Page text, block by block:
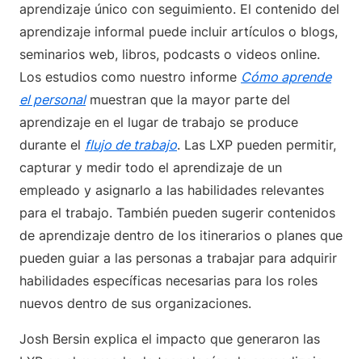
aprendizaje único con seguimiento. El contenido del
aprendizaje informal puede incluir artículos o blogs,
seminarios web, libros, podcasts o videos online.
Los estudios como nuestro informe Cómo aprende
el personalmuestran que la mayor parte del
aprendizaje en el lugar de trabajo se produce
durante el flujo de trabajo. Las LXP pueden permitir,
capturar y medir todo el aprendizaje de un
empleado y asignarlo a las habilidades relevantes
para el trabajo. También pueden sugerir contenidos
de aprendizaje dentro de los itinerarios o planes que
pueden guiar a las personas a trabajar para adquirir
habilidades específicas necesarias para los roles
nuevos dentro de sus organizaciones.
Josh Bersin explica el impacto que generaron las